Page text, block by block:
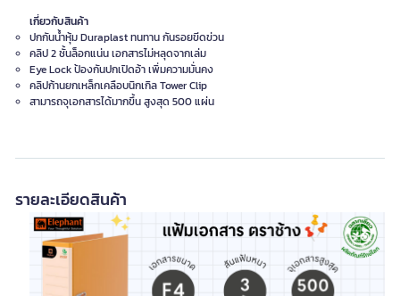
เกี่ยวกับสินค้า
ปกกันน้ำหุ้ม Duraplast ทนทาน กันรอยขีดข่วน
คลิป 2 ชั้นล็อกแน่น เอกสารไม่หลุดจากเล่ม
Eye Lock ป้องกันปกเปิดอ้า เพิ่มความมั่นคง
คลิปก้านยกเหล็กเคลือบนิกเกิล Tower Clip
สามารถจุเอกสารได้มากขึ้น สูงสุด 500 แผ่น
รายละเอียดสินค้า